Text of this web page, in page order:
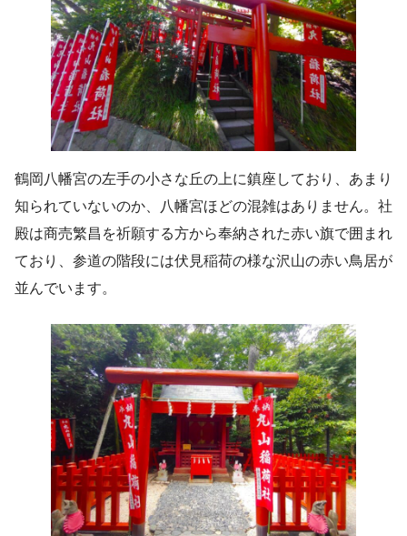
鶴岡八幡宮の左手の小さな丘の上に鎮座しており、あまり
知られていないのか、八幡宮ほどの混雑はありません。社
殿は商売繁昌を祈願する方から奉納された赤い旗で囲まれ
ており、参道の階段には伏見稲荷の様な沢山の赤い鳥居が
並んでいます。